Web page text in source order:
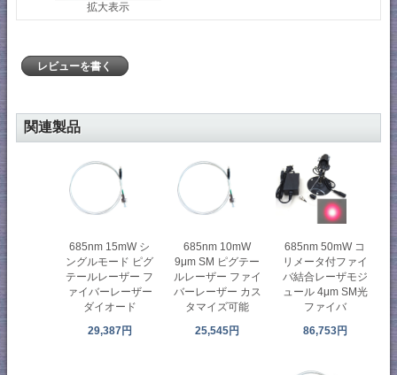
拡大表示
レビューを書く
関連製品
685nm 15mW シ
ングルモード ピグ
テールレーザー フ
ァイバーレーザー
ダイオード
29,387円
685nm 10mW
9μm SM ピグテー
ルレーザー ファイ
バーレーザー カス
タマイズ可能
25,545円
685nm 50mW コ
リメータ付ファイ
バ結合レーザモジ
ュール 4μm SM光
ファイバ
86,753円